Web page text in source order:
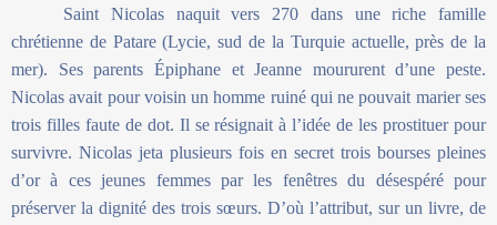
Saint Nicolas naquit vers 270 dans une riche famille
chrétienne de Patare (Lycie, sud de la Turquie actuelle, près de la
mer). Ses parents Épiphane et Jeanne moururent d’une peste.
Nicolas avait pour voisin un homme ruiné qui ne pouvait marier ses
trois filles faute de dot. Il se résignait à l’idée de les prostituer pour
survivre. Nicolas jeta plusieurs fois en secret trois bourses pleines
d’or à ces jeunes femmes par les fenêtres du désespéré pour
préserver la dignité des trois sœurs. D’où l’attribut, sur un livre, de